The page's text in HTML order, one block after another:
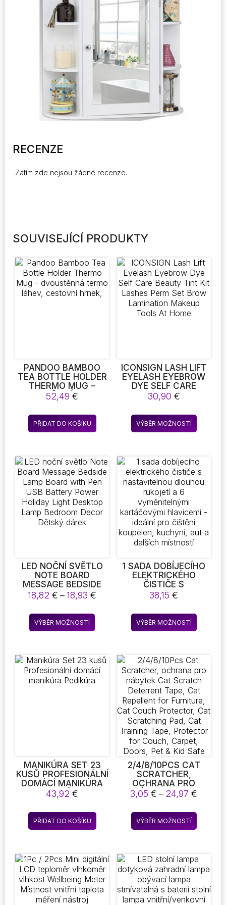
RECENZE
Zatím zde nejsou žádné recenze.
SOUVISEJÍCÍ PRODUKTY
PANDOO BAMBOO
TEA BOTTLE HOLDER
THERMO MUG –
DVOUSTĚNNÁ TERMO
LÁHEV, CESTOVNÍ
HRNEK,
52,49€
PŘIDAT DO KOŠÍKU
ICONSIGN LASH LIFT
EYELASH EYEBROW
DYE SELF CARE
BEAUTY TINT KIT
LASHES PERM SET
BROW LAMINATION
MAKEUP TOOLS AT
HOME
30,90 €
VÝBĚR MOŽNOSTÍ
Tento
produkt
variant.
lze
na
produktu
LED NOČNÍ SVĚTLO
NOTE BOARD
MESSAGE BEDSIDE
LAMP BOARD WITH
PEN USB BATTERY
POWER HOLIDAY
LIGHT DESKTOP LAMP
BEDROOM DECOR
18,82€ –18,93€
VÝBĚR MOŽNOSTÍ
Tento
produkt
variant.
Možnosti
lze
produktu
1 SADA DOBÍJECÍHO
ELEKTRICKÉHO
ČISTIČE S
NASTAVITELNOU
DLOUHOU RUKOJETÍ
A 6 VYMĚNITELNÝMI
KARTÁČOVÝMI
HLAVICEMI – IDEÁLNÍ
AUT A DALŠÍCH
MÍSTNOSTÍ
38,15€
VÝBĚR MOŽNOSTÍ
Tento
produkt
variant.
lze
vybrat
na
stránce
produktu
MANIKÚRA SET 23
KUSŮ PROFESIONÁLNÍ
DOMÁCÍ MANIKÚRA
PEDIKÚRA
43,92€
PŘIDAT DO KOŠÍKU
2/4/8/10PCS CAT
SCRATCHER,
OCHRANA PRO
NÁBYTEK CAT
SCRATCH
DETERRENT TAPE,
CAT REPELLENT FOR
FURNITURE, CAT
PAD, CAT TRAINING
TAPE, PROTECTOR
FOR COUCH, CARPET,
DOORS, PET & KID
SAFE
3,05€ – 24,97€
VÝBĚR MOŽNOSTÍ
Tento
produkt
variant.
vybrat